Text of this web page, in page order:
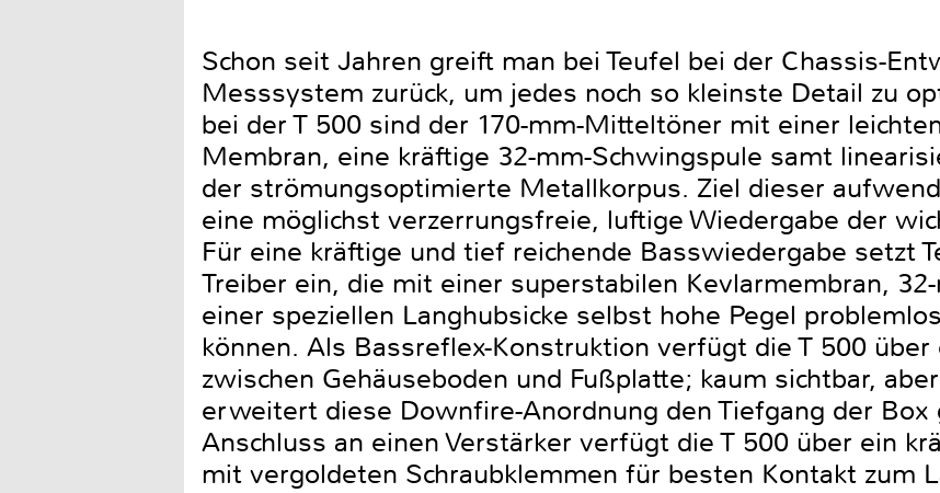
Schon seit Jahren greift man bei Teufel bei der Chassis-
Messsystem zurück, um jedes noch so kleinste Detail zu
bei der T 500 sind der 170-mm-Mitteltöner mit einer
Membran, eine kräftige 32-mm-Schwingspule samt
der strömungsoptimierte Metallkorpus. Ziel dieser
eine möglichst verzerrungsfreie, luftige Wiedergabe der
Für eine kräftige und tief reichende Basswiedergabe setzt
Treiber ein, die mit einer superstabilen Kevlarmembran,
einer speziellen Langhubsicke selbst hohe Pegel
können. Als Bassreflex-Konstruktion verfügt die T 500 über
zwischen Gehäuseboden und Fußplatte; kaum sichtbar,
erweitert diese Downfire-Anordnung den Tiefgang der Box
Anschluss an einen Verstärker verfügt die T 500 über ein
mit vergoldeten Schraubklemmen für besten Kontakt zum